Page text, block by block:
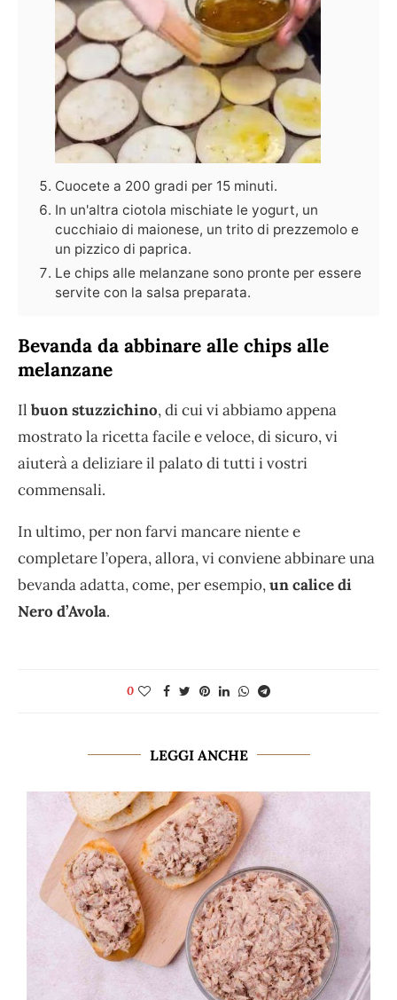
Cuocete a 200 gradi per 15 minuti.
In un'altra ciotola mischiate le yogurt, un
cucchiaio di maionese, un trito di prezzemolo e
un pizzico di paprica.
Le chips alle melanzane sono pronte per essere
servite con la salsa preparata.
Bevanda da abbinare alle chips alle
melanzane
Il buon stuzzichino, di cui vi abbiamo appena
mostrato la ricetta facile e veloce, di sicuro, vi
aiuterà a deliziare il palato di tutti i vostri
commensali.
In ultimo, per non farvi mancare niente e
completare l’opera, allora, vi conviene abbinare una
bevanda adatta, come, per esempio,un calice di
Nero d’Avola.
0
LEGGI ANCHE